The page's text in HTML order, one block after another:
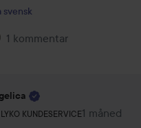
svensk
1 kommentar
LYKO KUNDESERVICE
rolle: Lyko1 måned